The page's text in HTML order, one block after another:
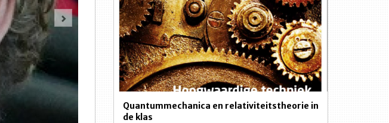
Volgende
Quantummechanica en relativiteitstheorie in
de klas